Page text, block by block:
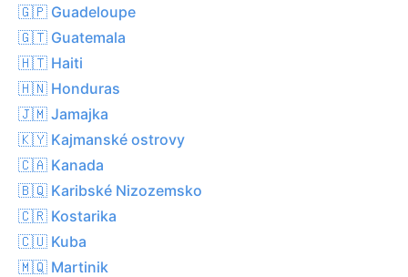
🇬🇵 Guadeloupe
🇬🇹 Guatemala
🇭🇹 Haiti
🇭🇳 Honduras
🇯🇲 Jamajka
🇰🇾 Kajmanské ostrovy
🇨🇦 Kanada
🇧🇶 Karibské Nizozemsko
🇨🇷 Kostarika
🇨🇺 Kuba
🇲🇶 Martinik